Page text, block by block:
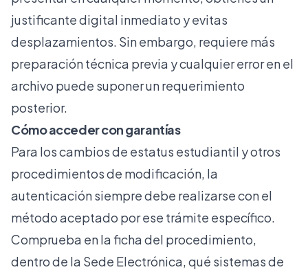
justificante digital inmediato y evitas
desplazamientos. Sin embargo, requiere más
preparación técnica previa y cualquier error en el
archivo puede suponer un requerimiento
posterior.
Cómo acceder con garantías
Para loscambios de estatus estudiantil y otros
procedimientos de modificación, la
autenticación siempre debe realizarse con el
método aceptado por ese trámite específico.
Comprueba en la ficha del procedimiento,
dentro de la Sede Electrónica, qué sistemas de